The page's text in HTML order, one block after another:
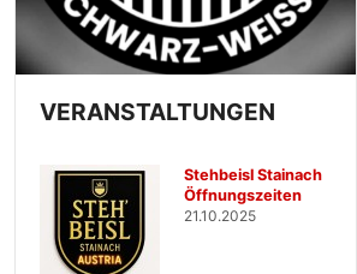
VERANSTALTUNGEN
Stehbeisl Stainach
Öffnungszeiten
21.10.2025